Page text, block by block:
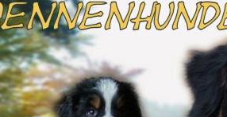
IRMEL VOM RÖNNBAUM
IN ERINNERUNG
WURFPLANUNG
WÜRFE